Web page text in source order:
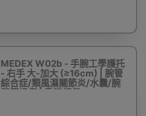
MEDEX W02b - 手腕工學護托
- 右手 大-加大 (≥16cm) | 腕管
綜合症/類風濕關節炎/水囊/腕
關節扭傷 | 香港行貨